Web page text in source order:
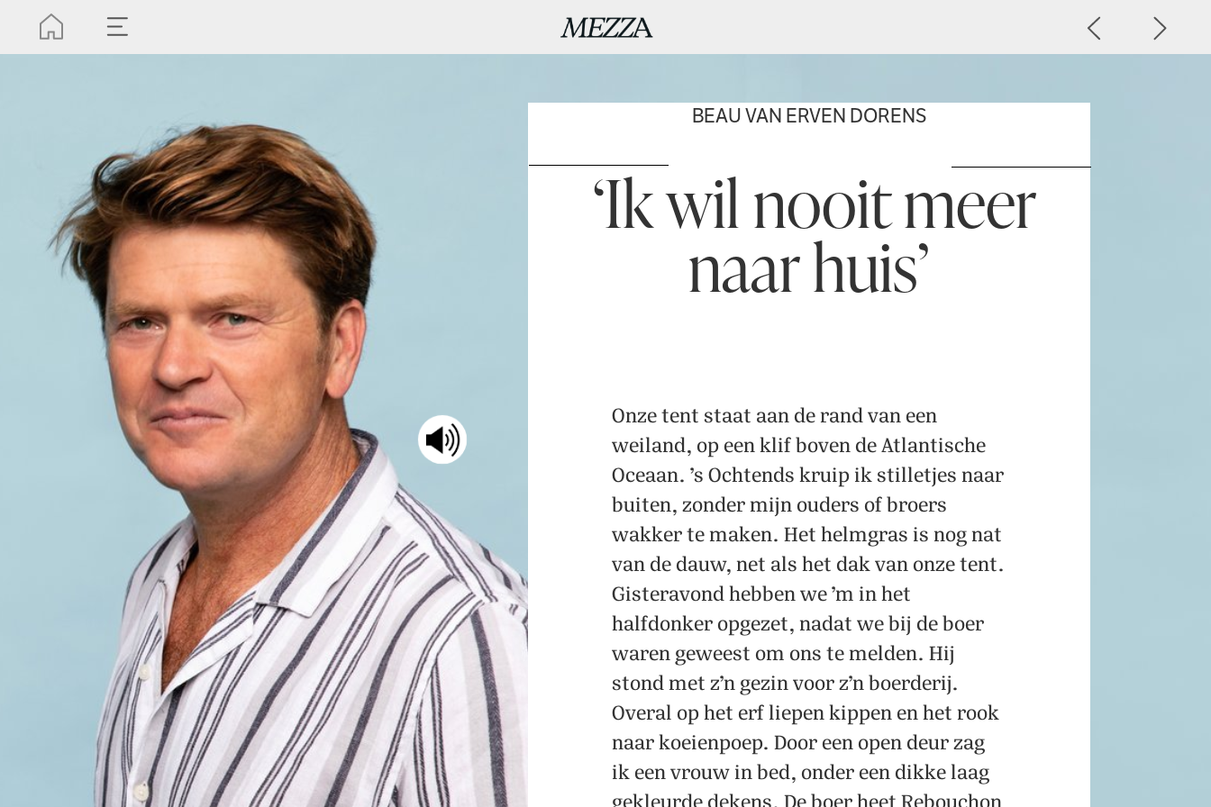
‘Ik wil nooit meer
naar huis’
van de dauw, net als het dak van onze tent.
Gisteravond hebben we ’m in het
halfdonker opgezet, nadat we bij de boer
waren geweest om ons te melden. Hij
stond met z’n gezin voor z’n boerderij.
Overal op het erf liepen kippen en het rook
naar koeienpoep. Door een open deur zag
ik een vrouw in bed, onder een dikke laag
gekleurde dekens. De boer heet Rebouchon
en mijn vader en moeder wisten meteen
een lach op zijn bruine, gegroefde gezicht
te toveren. Mijn moeder spreekt heel goed
Frans, want haar moeder is Frans. Zij
komt al sinds de jaren vijftig op dit eiland.
Er is niet veel veranderd, schijnt. Je hebt
hier boeren, vissers en kunstenaars,
Fransen met een buitenhuis en een paar
buitenlandse toeristen. Dat zijn wij.